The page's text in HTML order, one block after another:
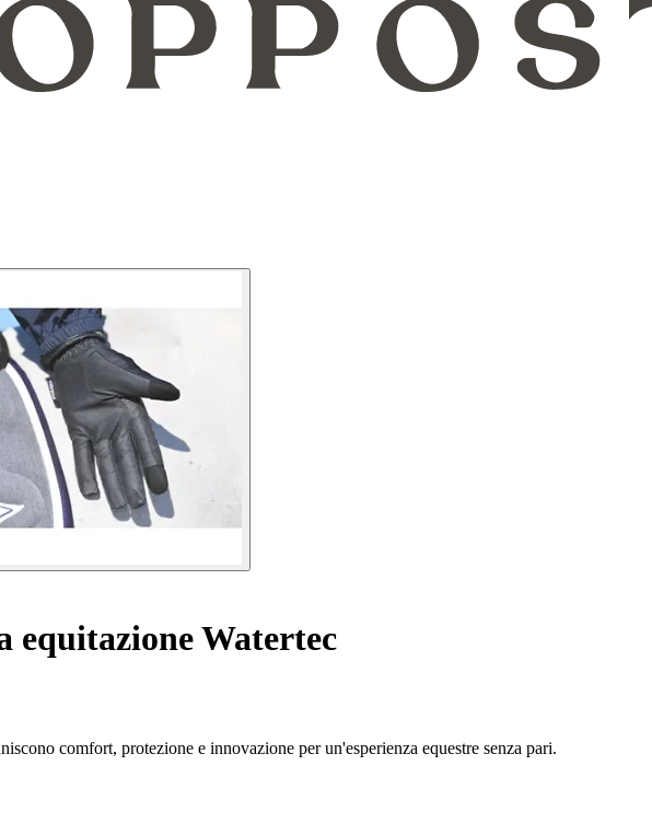
equitazione Watertec
comfort, protezione e innovazione per un'esperienza equestre senza pari.